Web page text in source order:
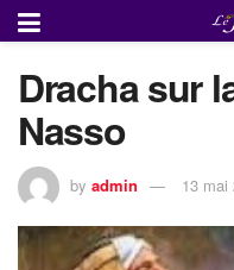
Dracha sur
Nasso
by admin 13 mai